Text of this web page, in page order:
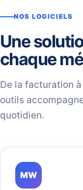
NOS LOGICIELS
Une
chaque
De la facturation
outils
quotidien.
MW